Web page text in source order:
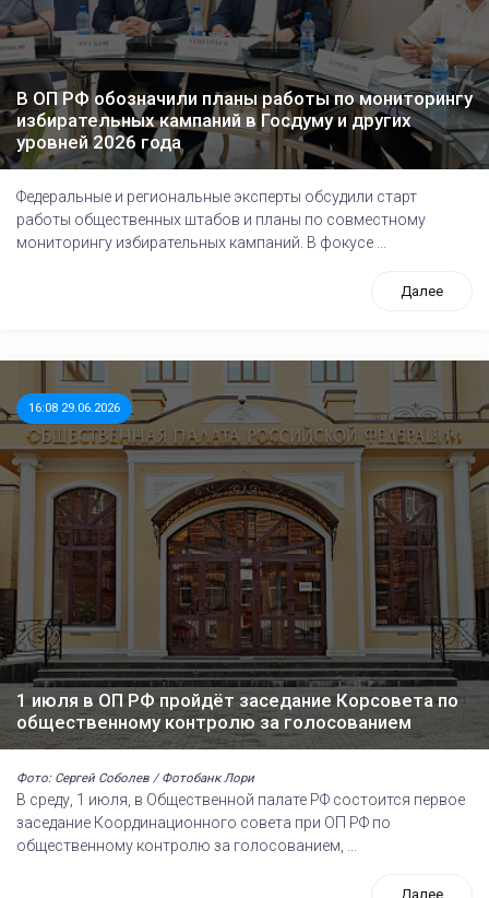
В ОП РФ обозначили планы работы по мониторингу
избирательных кампаний в Госдуму и других
уровней 2026 года
Федеральные и региональные эксперты обсудили старт
работы общественных штабов и планы по совместному
мониторингу избирательных кампаний. В фокусе ...
Далее
16:08 29.06.2026
1 июля в ОП РФ пройдёт заседание Корсовета по
общественному контролю за голосованием
Фото: Сергей Соболев / Фотобанк Лори
В среду, 1 июля, в Общественной палате РФ состоится первое
заседание Координационного совета при ОП РФ по
общественному контролю за голосованием, ...
Далее